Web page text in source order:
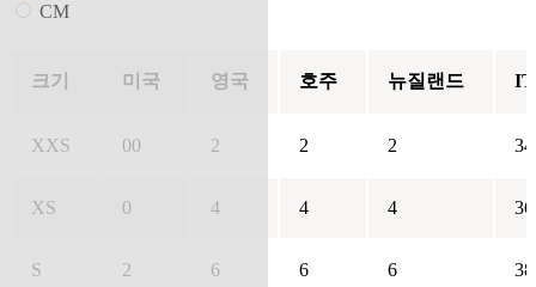
CM
크기 미국 영국 호주 뉴질랜드 IT
XXS 00 2 2 2 34
XS 0 4 4 4 36
S 2 6 6 6 38